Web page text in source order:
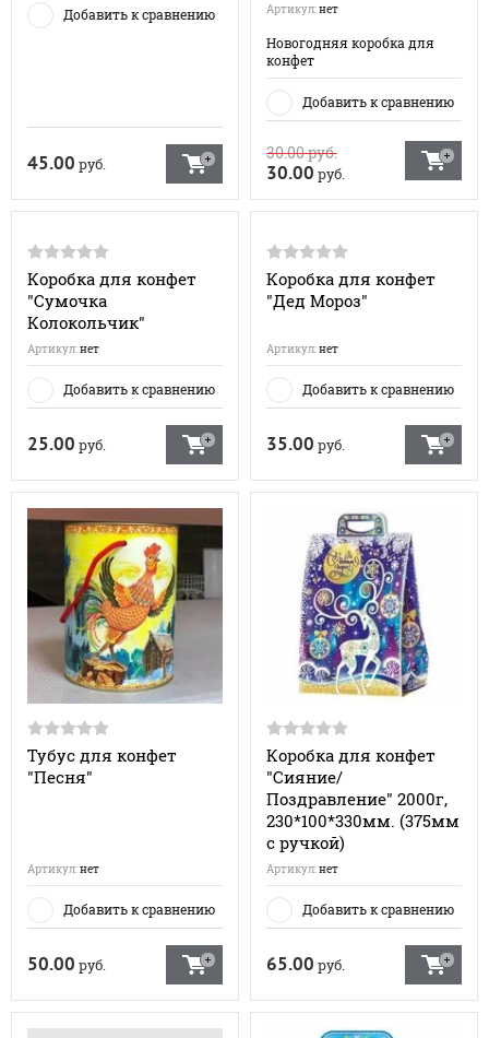
Добавить к сравнению
45.00 руб.
Артикул:нет
Новогодняя коробка для
конфет
Добавить к сравнению
30.00руб.
30.00 руб.
Коробка для конфет
"Сумочка
Колокольчик"
Артикул:нет
Добавить к сравнению
25.00 руб.
Коробка для конфет
"Дед Мороз"
Артикул:нет
Добавить к сравнению
35.00 руб.
Тубус для конфет
"Песня"
Артикул:нет
Добавить к сравнению
50.00 руб.
Коробка для конфет
"Сияние/
Поздравление" 2000г,
230*100*330мм. (375мм
с ручкой)
Артикул:нет
Добавить к сравнению
65.00 руб.